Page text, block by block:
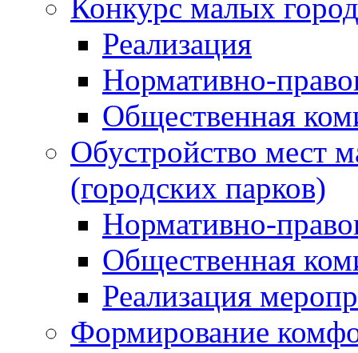
Конкурс малых
Реализация
Нормативно-
Общественная
Обустройство мест
(городских парков)
Нормативно-
Общественная
Реализация
Формирование